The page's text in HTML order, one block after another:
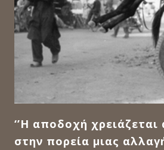
‘’Η αποδοχή
στην πορεία μιας